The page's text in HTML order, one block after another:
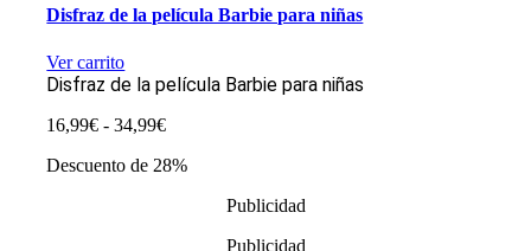
Disfraz de la película Barbie para niñas
Ver carrito
Disfraz de la película Barbie para niñas
16,99€ - 34,99€Rango
precios:
Descuento de 28%
Publicidad
Publicidad